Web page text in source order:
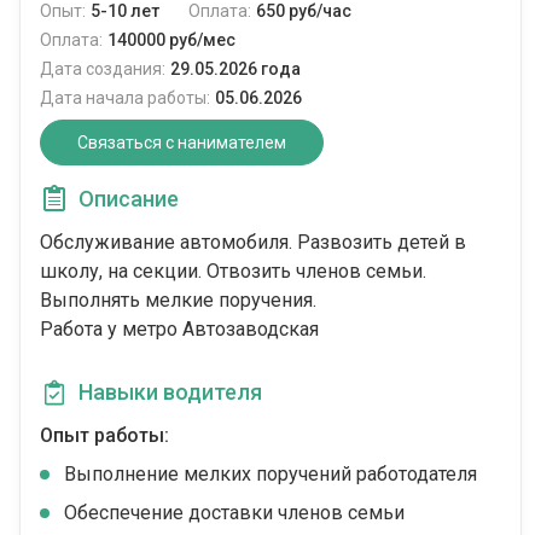
Опыт: 5-10 лет Оплата: 650 руб/час
Оплата: 140000 руб/мес
Дата создания: 29.05.2026 года
Дата начала работы: 05.06.2026
Связаться с нанимателем
Описание
Обслуживание автомобиля. Развозить детей в
школу, на секции. Отвозить членов семьи.
Выполнять мелкие поручения.
Работа у метро Автозаводская
Навыки водителя
Опыт работы:
Выполнение мелких поручений работодателя
Обеспечение доставки членов семьи